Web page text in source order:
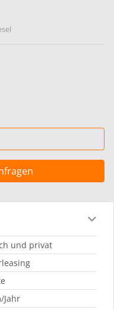
und privat
Jahr